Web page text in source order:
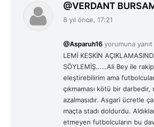
VERDANT
8 yıl önce, 17:21
@Asparuh16 yorumuna
LEMİ KESKİN
SÖYLEMİŞ……Ali Bey ile
eleştirebilirim ama
çıkmaması kötü bir
azalmasıdır. Asgari ücretle
maçta stadı doldurdu.
etmeyen futbolcuların bu